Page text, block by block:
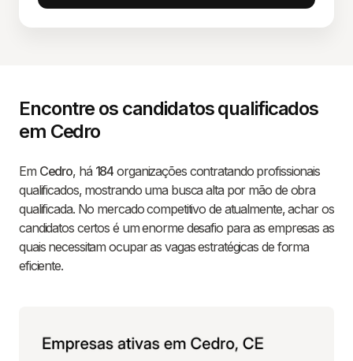
Encontre os candidatos qualificados
em Cedro
Em Cedro, há 184 organizações contratando profissionais
qualificados, mostrando uma busca alta por mão de obra
qualificada. No mercado competitivo de atualmente, achar os
candidatos certos é um enorme desafio para as empresas as
quais necessitam ocupar as vagas estratégicas de forma
eficiente.